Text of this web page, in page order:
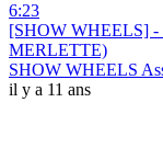
6:23
[SHOW WHEELS] -
MERLETTE)
SHOW WHEELS
il y a 11 ans